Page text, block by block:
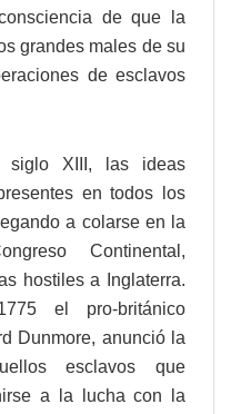
de que la
grandes males de su
de esclavos
XIII, las ideas
en todos los
a colarse en la
Continental,
hostiles a Inglaterra.
el pro-británico
Dunmore, anunció la
esclavos que
a la lucha con la